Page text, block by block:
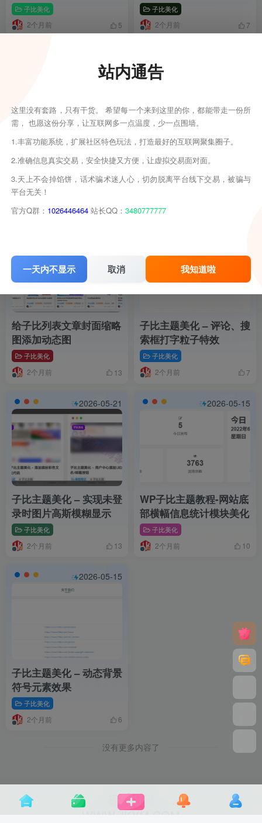
子比美化
2个月前 5
子比美化
2个月前 7
弹窗
子比美化
2个月前
子比美化
给子比列表文章封面缩略
图添加动态图
子比美化
2个月前 13
子比主题美化 – 评论、搜
索框打字粒子特效
子比美化
2个月前 7
2026-05-21
子比主题美化 – 实现未登
录时图片高斯模糊显示
子比美化
2个月前 13
2026-05-15
WP子比主题教程-网站底
部横幅信息统计模块美化
子比美化
2个月前 10
2026-05-15
子比主题美化 – 动态背景
符号元素效果
子比美化
2个月前 6
没有更多内容了
极客源码
WWW.JKYM.COM
站内通告
这里没有套路，只有干货。 希望每一个来到这里的你，都能带走一份所
需， 也愿这份分享，让互联网多一点温度，少一点围墙。
1.丰富功能系统，扩展社区特色玩法，打造最好的互联网聚集圈子。
2.准确信息真实交易，安全快捷又方便，让虚拟交易面对面。
3.天上不会掉馅饼，话术骗术迷人心，切勿脱离平台线下交易，被骗与
平台无关！
官方Q群： 1026446464 站长QQ： 3480777777
一天内不显示 取消 我知道啦